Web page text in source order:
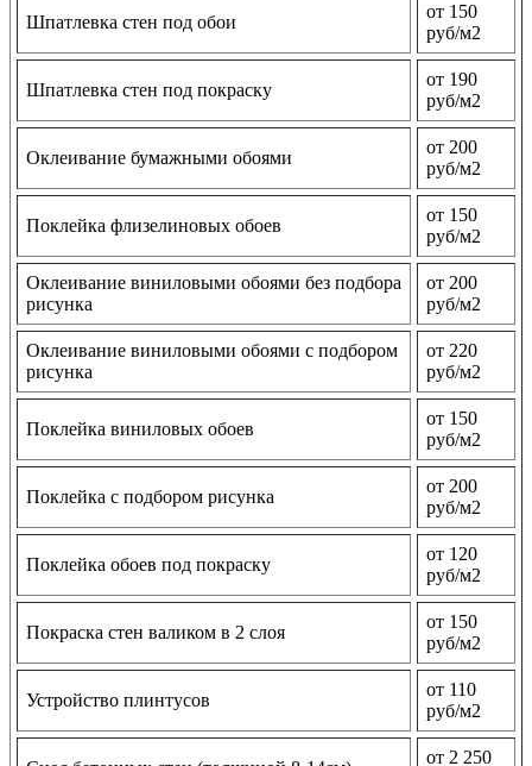
Шпатлевка стен под обои
от 150
руб/м2
Шпатлевка стен под покраску
от 190
руб/м2
Оклеивание бумажными обоями
от 200
руб/м2
Поклейка флизелиновых обоев
от 150
руб/м2
Оклеивание виниловыми обоями без подбора
рисунка
от 200
руб/м2
Оклеивание виниловыми обоями с подбором
рисунка
от 220
руб/м2
Поклейка виниловых обоев
от 150
руб/м2
Поклейка с подбором рисунка
от 200
руб/м2
Поклейка обоев под покраску
от 120
руб/м2
Покраска стен валиком в 2 слоя
от 150
руб/м2
Устройство плинтусов
от 110
руб/м2
от 2 250